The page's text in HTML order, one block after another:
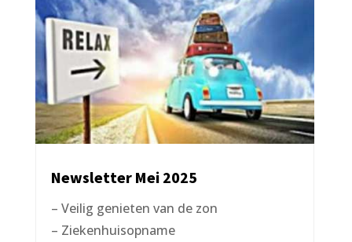
Newsletter Mei 2025
– Veilig genieten van de zon
– Ziekenhuisopname